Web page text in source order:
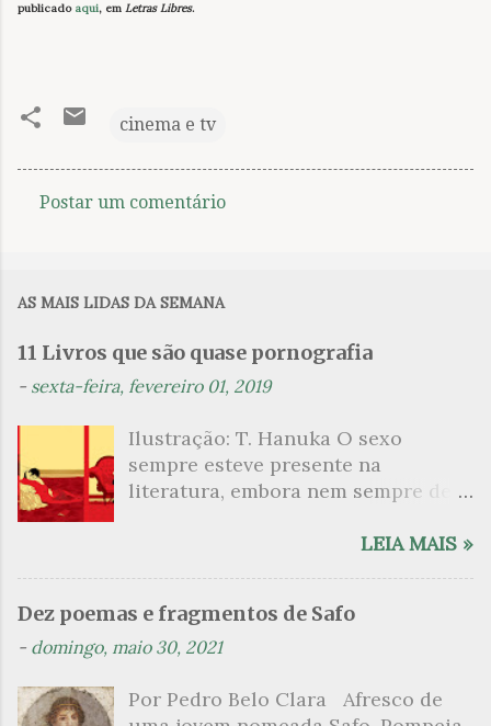
publicado aqui, em Letras Libres.
cinema e tv
n
t
i
o
Postar um comentário
AS MAIS LIDAS DA SEMANA
11 Livros que são quase pornografia
- sexta-feira, fevereiro 01, 2019
Ilustração: T. Hanuka O sexo
sempre esteve presente na
literatura, embora nem sempre de
que mergulharam em sua própria
psicanalítico e findaram por revelar
a partir dessa intimidade o lado
apresenta um conjunto de livros
LEIA MAIS »
Dez poemas e fragmentos de Safo
- domingo, maio 30, 2021
Por Pedro Belo Clara Afresco de